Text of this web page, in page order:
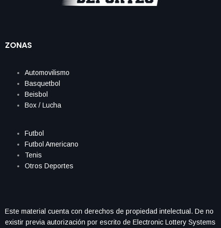
ZONAS
Automovilismo
Basquetbol
Beisbol
Box / Lucha
Futbol
Futbol Americano
Tenis
Otros Deportes
Este material cuenta con derechos de propiedad intelectual. De no
existir previa autorización por escrito de Electronic Lottery Systems